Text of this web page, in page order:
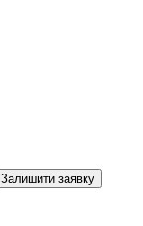
Залишити заявку